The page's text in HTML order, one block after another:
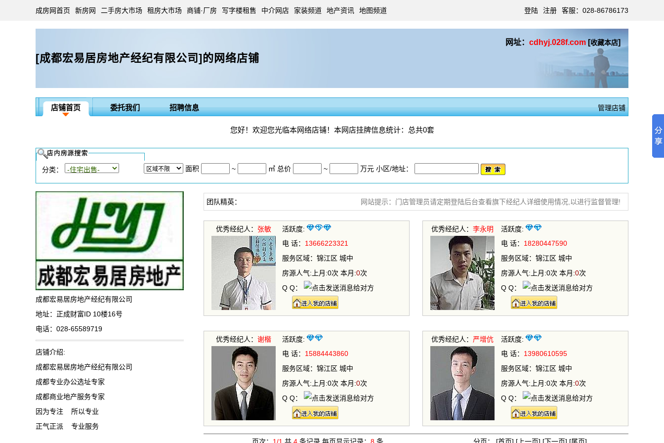
成房网首页 新房网 二手房大市场 租房大市场 商铺·厂房 写字楼租售 中介网店 家装频道 地产资讯 地图频道 登陆 注册 客服：028-86786173
[成都宏易居房地产经纪有限公司]的网络店铺
网址： cdhyj.028f.com [收藏本店]
管理店铺
店铺首页 委托我们 招聘信息
您好！欢迎您光临本网络店铺！本网店挂牌信息统计： 总共0套
分类： 面积 ~ ㎡ 总价 ~ 万元 小区/地址：
成都宏易居房地产经纪有限公司
地址：正成财富ID 10楼16号
电话：028-65589719
店铺介绍:
成都宏易居房地产经纪有限公司
成都专业办公选址专家
成都商业地产服务专家
因为专注 所以专业
正气正派 专业服务
团队精英： 网站提示：门店管理员请定期登陆后台查看旗下经纪人详细使用情况,以进行监督管理!
优秀经纪人： 张敏
活跃度:
电 话： 13666223321
服务区域：锦江区 城中
房源人气:上月:0次 本月:0次
Q Q：
优秀经纪人： 李永明
活跃度:
电 话： 18280447590
服务区域：锦江区 城中
房源人气:上月:0次 本月:0次
Q Q：
优秀经纪人： 谢楷
活跃度:
电 话： 15884443860
服务区域：锦江区 城中
房源人气:上月:0次 本月:0次
Q Q：
优秀经纪人： 严增伉
活跃度:
电 话： 13980610595
服务区域：锦江区 城中
房源人气:上月:0次 本月:0次
Q Q：